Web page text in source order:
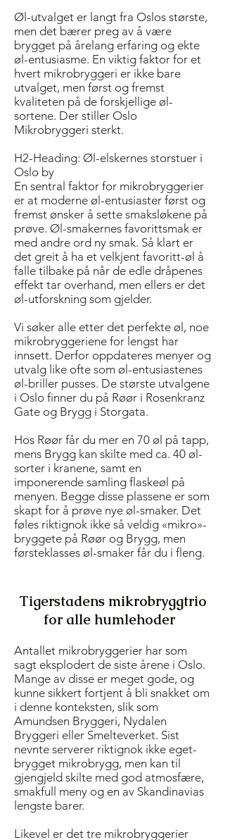
Øl-utvalget er langt fra Oslos største,
men det bærer preg av å være
brygget på årelang erfaring og ekte
øl-entusiasme. En viktig faktor for et
hvert mikrobryggeri er ikke bare
utvalget, men først og fremst
kvaliteten på de forskjellige øl-
sortene. Der stiller Oslo
Mikrobryggeri sterkt.
H2-Heading: Øl-elskernes storstuer i
Oslo by
En sentral faktor for mikrobryggerier
er at moderne øl-entusiaster først og
fremst ønsker å sette smaksløkene på
prøve. Øl-smakernes favorittsmak er
med andre ord ny smak. Så klart er
det greit å ha et velkjent favoritt-øl å
falle tilbake på når de edle dråpenes
effekt tar overhand, men ellers er det
øl-utforskning som gjelder.
Vi søker alle etter det perfekte øl, noe
mikrobryggeriene for lengst har
innsett. Derfor oppdateres menyer og
utvalg like ofte som øl-entusiastenes
øl-briller pusses. De største utvalgene
i Oslo finner du på Røør i Rosenkranz
Gate og Brygg i Storgata.
Hos Røør får du mer en 70 øl på tapp,
mens Brygg kan skilte med ca. 40 øl-
sorter i kranene, samt en
imponerende samling flaskeøl på
menyen. Begge disse plassene er som
skapt for å prøve nye øl-smaker. Det
føles riktignok ikke så veldig «mikro»-
bryggete på Røør og Brygg, men
førsteklasses øl-smaker får du i fleng.
Tigerstadens mikrobryggtrio
for alle humlehoder
Antallet mikrobryggerier har som
sagt eksplodert de siste årene i Oslo.
Mange av disse er meget gode, og
kunne sikkert fortjent å bli snakket om
i denne konteksten, slik som
Amundsen Bryggeri, Nydalen
Bryggeri eller Smelteverket. Sist
nevnte serverer riktignok ikke eget-
brygget mikrobrygg, men kan til
gjengjeld skilte med god atmosfære,
smakfull meny og en av Skandinavias
lengste barer.
Likevel er det tre mikrobryggerier